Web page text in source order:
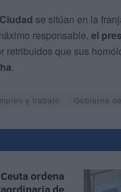
se sitúan en la
responsable, el
retribuidos que sus
.
y trabajo Gobierno
ordena